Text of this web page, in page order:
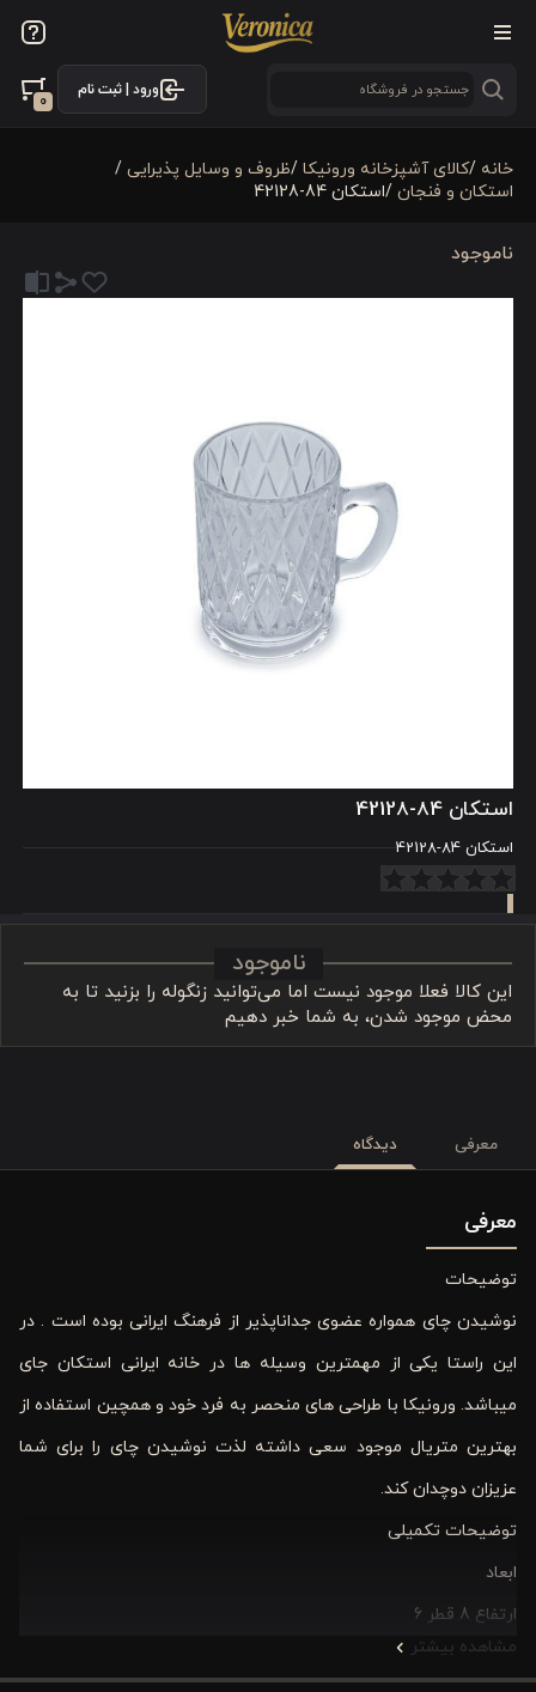
ورود | ثبت نام
0
خانه /كالای آشپزخانه ورونیکا /ظروف و وسایل پذیرایی /
استکان و فنجان /استکان 84-42128
ناموجود
استکان 84-42128
استکان 84-42128
ناموجود
این کالا فعلا موجود نیست اما می‌توانید زنگوله را بزنید تا به
محض موجود شدن، به شما خبر دهیم
معرفی دیدگاه
معرفی
توضیحات
نوشیدن چای همواره عضوی جداناپذیر از فرهنگ ایرانی بوده است . در
این راستا یکی از مهمترین وسیله ها در خانه ایرانی استکان جای
میباشد. ورونیکا با طراحی های منحصر به فرد خود و همچین استفاده از
بهترین متریال موجود سعی داشته لذت نوشیدن چای را برای شما
عزیزان دوچدان کند.
توضیحات تکمیلی
ابعاد
ارتفاع 8 قطر 6
مشاهده بیشتر